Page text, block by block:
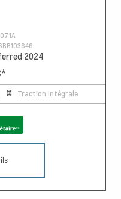
2024
*
Traction Intégrale